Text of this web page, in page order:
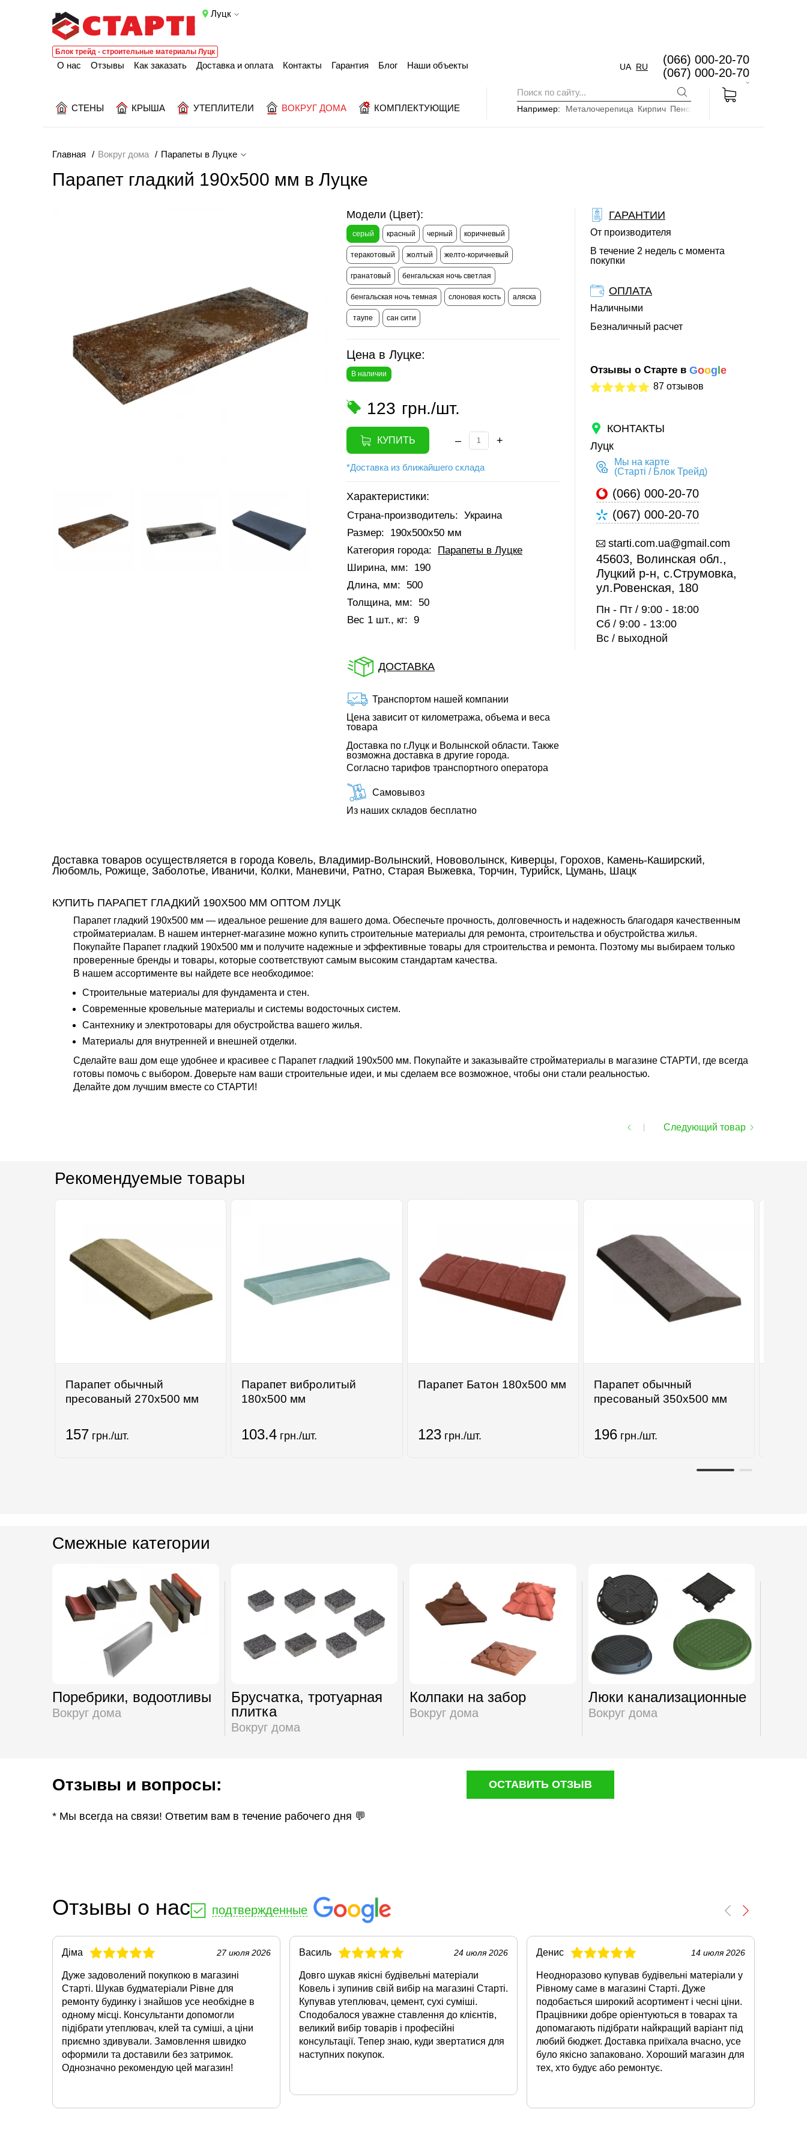
Луцк
Блок трейд - строительные материалы Луцк
Например: Металочерепица Кирпич Пенопласт
СТЕНЫ КРЫША УТЕПЛИТЕЛИ ВОКРУГ ДОМА КОМПЛЕКТУЮЩИЕ
(066) 000-20-70
(067) 000-20-70
О нас Отзывы Как заказать Доставка и оплата Контакты Гарантия Блог Наши объекты UA RU
Главная Вокруг дома Парапеты в Луцке
Парапет гладкий 190х500 мм в Луцке
Модели (Цвет):
серый красный черный коричневый
теракотовый жолтый желто-коричневый
гранатовый бенгальская ночь светлая
бенгальская ночь темная слоновая кость аляска
таупе сан сити
Цена в Луцке:
В наличии
123 грн./шт.
КУПИТЬ – +
*Доставка из ближайшего склада
Характеристики:
Страна-производитель: Украина
Размер:
190х500х50 мм
Категория города:
Парапеты в Луцке
Ширина, мм:
190
Длина, мм:
500
Толщина, мм:
50
Вес 1 шт., кг: 9
ДОСТАВКА
Транспортом нашей компании
Цена зависит от километража, объема и веса
товара
Доставка по г.Луцк и Волынской области. Также
возможна доставка в другие города.
Согласно тарифов транспортного оператора
Самовывоз
Из наших складов бесплатно
ГАРАНТИИ
От производителя
В течение 2 недель с момента
покупки
ОПЛАТА
Наличными
Безналичный расчет
Отзывы о Старте в Goog e
87 отзывов
КОНТАКТЫ
Луцк
Мы на карте
(Старті / Блок Трейд)
(066) 000-20-70
(067) 000-20-70
starti.com.ua@gmail.com
45603, Волинская обл.,
Луцкий р-н, с.Струмовка,
ул.Ровенская, 180
Пн - Пт / 9:00 - 18:00
Сб / 9:00 - 13:00
Вс / выходной
Доставка товаров осуществляется в города Ковель, Владимир-Волынский, Нововолынск, Киверцы, Горохов, Камень-Каширский,
Любомль, Рожище, Заболотье, Иваничи, Колки, Маневичи, Ратно, Старая Выжевка, Торчин, Турийск, Цумань, Шацк
КУПИТЬ ПАРАПЕТ ГЛАДКИЙ 190Х500 ММ ОПТОМ ЛУЦК
Парапет гладкий 190х500 мм — идеальное решение для вашего дома. Обеспечьте прочность, долговечность и надежность благодаря качественным
стройматериалам. В нашем интернет-магазине можно купить строительные материалы для ремонта, строительства и обустройства жилья.
Покупайте Парапет гладкий 190х500 мм и получите надежные и эффективные товары для строительства и ремонта. Поэтому мы выбираем только
проверенные бренды и товары, которые соответствуют самым высоким стандартам качества.
В нашем ассортименте вы найдете все необходимое:
Строительные материалы для фундамента и стен.
Современные кровельные материалы и системы водосточных систем.
Сантехнику и электротовары для обустройства вашего жилья.
Материалы для внутренней и внешней отделки.
Сделайте ваш дом еще удобнее и красивее с Парапет гладкий 190х500 мм. Покупайте и заказывайте стройматериалы в магазине СТАРТИ, где всегда
готовы помочь с выбором. Доверьте нам ваши строительные идеи, и мы сделаем все возможное, чтобы они стали реальностью.
Делайте дом лучшим вместе со СТАРТИ!
Следующий товар
Рекомендуемые товары
Парапет обычный
пресованый 270х500 мм
157 грн./шт.
Парапет вибролитый
180х500 мм
103.4 грн./шт.
Парапет Батон 180х500 мм
123грн./шт.
Парапет обычный
пресованый 350х500 мм
196грн./шт.
Смежные категории
Поребрики, водоотливы
Вокруг дома
Брусчатка, тротуарная
плитка
Вокруг дома
Колпаки на забор
Вокруг дома
Люки канализационные
Вокруг дома
Отзывы и вопросы: ОСТАВИТЬ ОТЗЫВ
* Мы всегда на связи! Ответим вам в течение рабочего дня 💬
Отзывы о нас подтвержденные
Діма 27 июля 2026
Дуже задоволений покупкою в магазині
Старті. Шукав будматеріали Рівне для
ремонту будинку і знайшов усе необхідне в
одному місці. Консультанти допомогли
підібрати утеплювач, клей та суміші, а ціни
приємно здивували. Замовлення швидко
оформили та доставили без затримок.
Однозначно рекомендую цей магазин!
Василь 24 июля 2026
Довго шукав якісні будівельні матеріали
Ковель і зупинив свій вибір на магазині Старті.
Купував утеплювач, цемент, сухі суміші.
Сподобалося уважне ставлення до клієнтів,
великий вибір товарів і професійні
консультації. Тепер знаю, куди звертатися для
наступних покупок.
Денис 14 июля 2026
Неодноразово купував будівельні матеріали у
Рівному саме в магазині Старті. Дуже
подобається широкий асортимент і чесні ціни.
Працівники добре оріентуються в товарах та
допомагають підібрати найкращий варіант під
любий бюджет. Доставка приїхала вчасно, усе
було якісно запаковано. Хороший магазин для
тех, хто будує або ремонтує.